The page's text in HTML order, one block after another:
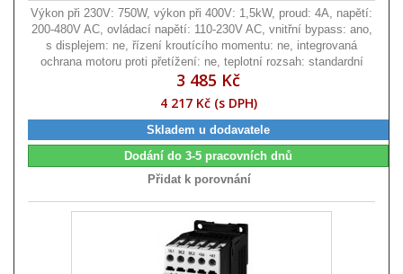
Výkon při 230V: 750W, výkon při 400V: 1,5kW, proud: 4A, napětí:
200-480V AC, ovládací napětí: 110-230V AC, vnitřní bypass: ano,
s displejem: ne, řízení kroutícího momentu: ne, integrovaná
ochrana motoru proti přetížení: ne, teplotní rozsah: standardní
3 485 Kč
4 217 Kč (s DPH)
Skladem u dodavatele
Dodání do 3-5 pracovních dnů
Přidat k porovnání